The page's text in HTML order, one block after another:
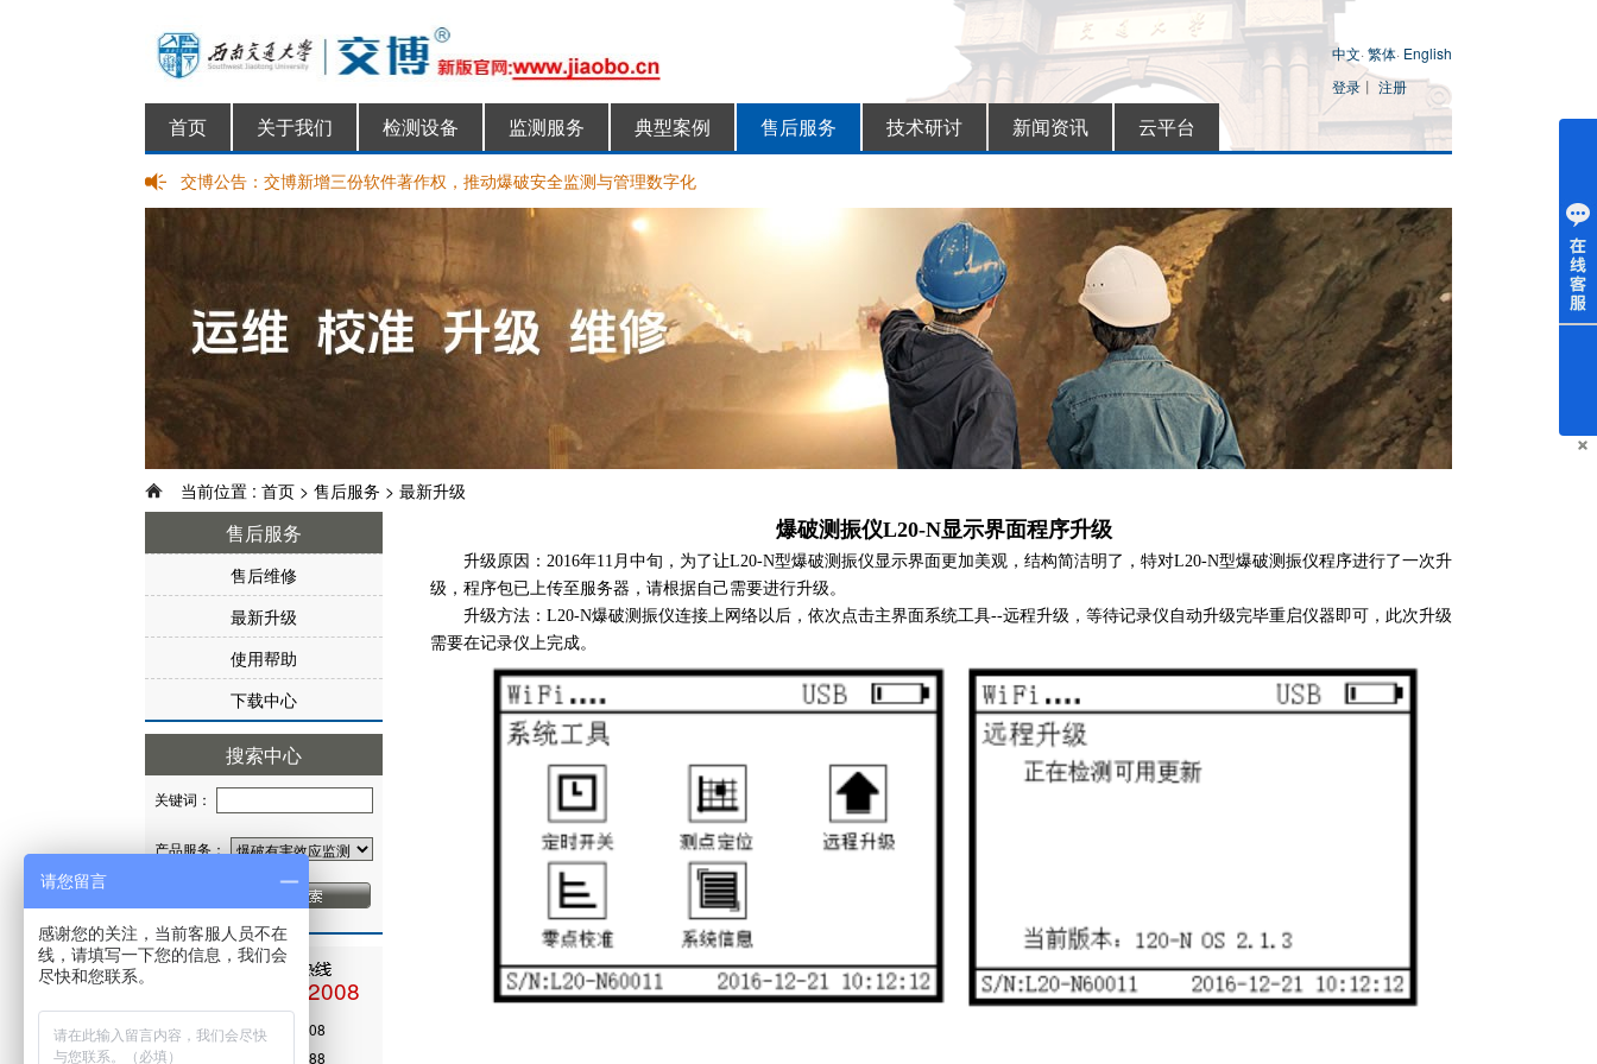
中文·繁体· English
登录 丨 注册
首页 关于我们 检测设备 监测服务 典型案例 售后服务 技术研讨 新闻资讯 云平台
交博公告： 交博新增三份软件著作权，推动爆破安全监测与管理数字化
交博太阳能电池板升级，可连续供电10个阴雨天
交博应邀参加第三届全国矿山爆破技术与器材交流会
当前位置 : 首页 > 售后服务 > 最新升级
售后服务
售后维修
最新升级
使用帮助
下载中心
搜索中心
关键词：
产品服务：
028-87712008
售后电话：028-8771 2008
传真号码：028-8778 9088
爆破测振仪L20-N显示界面程序升级
升级原因：2016年11月中旬，为了让L20-N型爆破测振仪显示界面更加美观，结构简洁明了，特对L20-N型爆破测振仪程序进行了一次升
级，程序包已上传至服务器，请根据自己需要进行升级。
升级方法：L20-N爆破测振仪连接上网络以后，依次点击主界面系统工具--远程升级，等待记录仪自动升级完毕重启仪器即可，此次升级
需要在记录仪上完成。
请您留言
感谢您的关注，当前客服人员不在
线，请填写一下您的信息，我们会
尽快和您联系。